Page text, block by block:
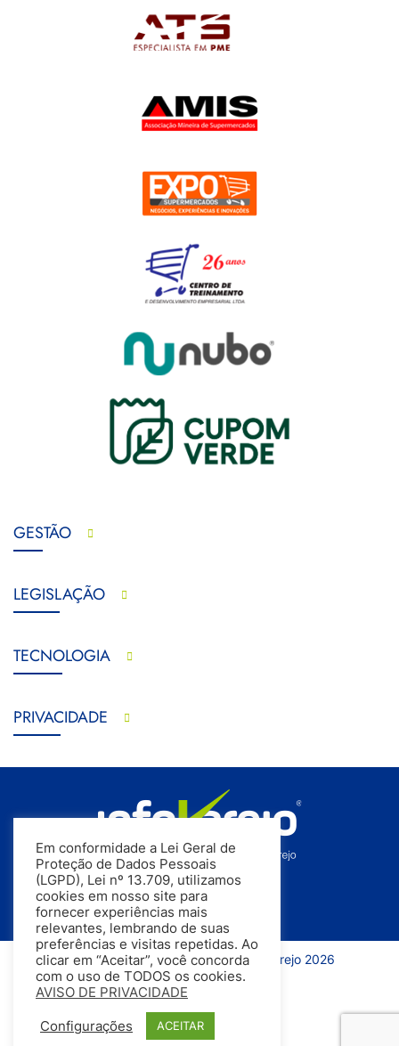
GESTÃO
LEGISLAÇÃO
TECNOLOGIA
PRIVACIDADE
Todos os direitos reservados | InfoVarejo 2026
Em conformidade a Lei Geral de
Proteção de Dados Pessoais
(LGPD), Lei nº 13.709, utilizamos
cookies em nosso site para
fornecer experiências mais
relevantes, lembrando de suas
preferências e visitas repetidas. Ao
clicar em “Aceitar”, você concorda
com o uso de TODOS os cookies.
AVISO DE PRIVACIDADE
Configurações ACEITAR